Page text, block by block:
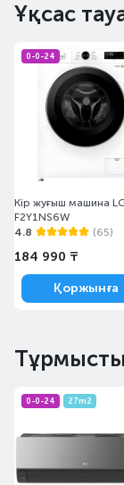
Ұқсас
0-0-24
Кір жуғыш машина
F2Y1NS6W
4.8
(65)
184 990 ₸
Қоржынға
0-0-24 27m2